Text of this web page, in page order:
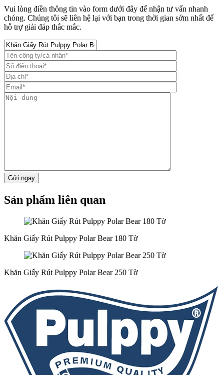
Vui lòng điền thông tin vào form dưới đây để nhận tư vấn nhanh
chóng. Chúng tôi sẽ liên hệ lại với bạn trong thời gian sớm nhất để
hỗ trợ giải đáp thắc mắc.
Gửi ngay
Sản phẩm liên quan
Khăn Giấy Rút Pulppy Polar Bear 180 Tờ
Khăn Giấy Rút Pulppy Polar Bear 250 Tờ